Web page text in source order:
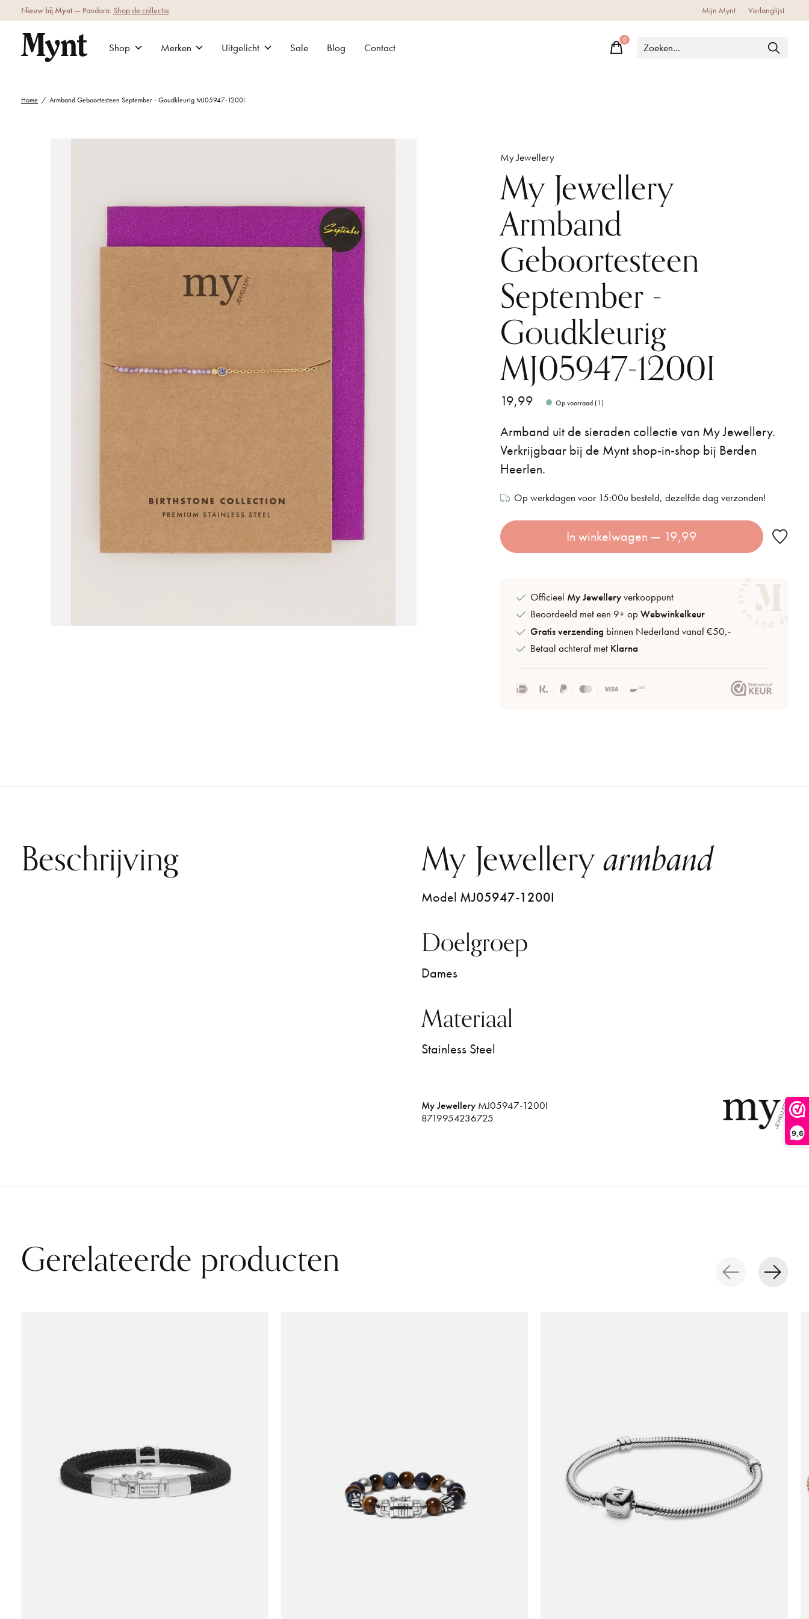
9,6
Nieuw bij Mynt— Pandora. Shop de collectie Mijn Mynt Verlanglijst
Shop Merken Uitgelicht Sale Blog Contact
0items
Home / Armband Geboortesteen September - Goudkleurig MJ05947-1200I
My Jewellery
My Jewellery
Armband
Geboortesteen
September -
Goudkleurig
MJ05947-1200I
19,99 Op voorraad (1)
Armband uit de sieraden collectie van My Jewellery.
Verkrijgbaar bij de Mynt shop-in-shop bij Berden
Heerlen.
Op werkdagen voor 15:00u besteld, dezelfde dag verzonden!
In winkelwagen — 19,99
Officieel My Jewelleryverkooppunt
Beoordeeld met een 9+ opWebwinkelkeur
Gratis verzending binnen Nederland vanaf €50,-
Betaal achteraf met Klarna
Beschrijving My Jewelleryarmband
Model MJ05947-1200I
Doelgroep
Dames
Materiaal
Stainless Steel
My JewelleryMJ05947-1200I
8719954236725
Gerelateerde producten